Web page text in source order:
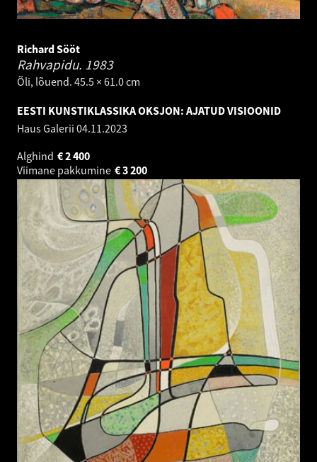
Richard Sööt
Rahvapidu. 1983
Õli, lõuend. 45.5 × 61.0 cm
EESTI KUNSTIKLASSIKA OKSJON: AJATUD VISIOONID
Haus Galerii 04.11.2023
Alghind
2 400
€
Viimane pakkumine
3 200
€